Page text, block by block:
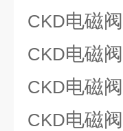
CKD电磁阀
CKD电磁阀
CKD电磁阀
CKD电磁阀